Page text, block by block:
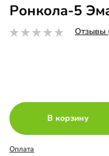
Ронкола-5
Отзывы
В корзину
Оплата